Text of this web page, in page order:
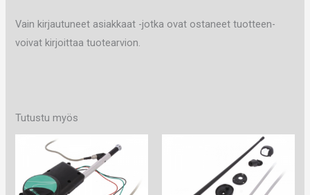
Vain kirjautuneet asiakkaat -jotka ovat ostaneet tuotteen-
voivat kirjoittaa tuotearvion.
Tutustu myös